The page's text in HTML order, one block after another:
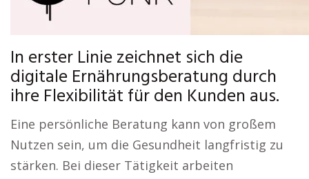
In erster Linie zeichnet sich die
digitale Ernährungsberatung durch
ihre Flexibilität für den Kunden aus.
Eine persönliche Beratung kann von großem
Nutzen sein, um die Gesundheit langfristig zu
stärken. Bei dieser Tätigkeit arbeiten